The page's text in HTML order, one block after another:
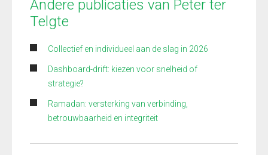
Andere publicaties van Peter ter
Telgte
Collectief en individueel aan de slag in 2026
Dashboard-drift: kiezen voor snelheid of
strategie?
Ramadan: versterking van verbinding,
betrouwbaarheid en integriteit